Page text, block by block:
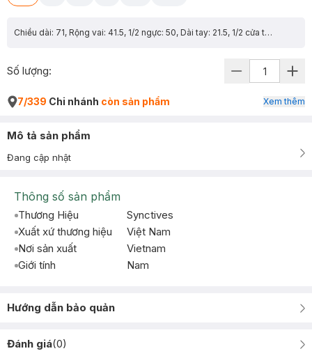
Chiều dài: 71, Rộng vai: 41.5, 1/2 ngực: 50, Dài tay: 21.5, 1/2 cửa tay: 15.3
Số lượng:
7/339 Chi nhánh còn sản phẩm Xem thêm
Mô tả sản phẩm
Đang cập nhật
Thông số sản phẩm
Thương Hiệu
Synctives
Xuất xứ thương hiệu
Việt Nam
Nơi sản xuất
Vietnam
Giới tính
Nam
Hướng dẫn bảo quản
Đánh giá(0)